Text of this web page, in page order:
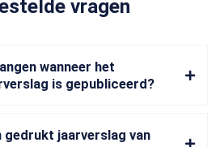
vragen
wanneer het
is gepubliceerd?
gedrukt jaarverslag van